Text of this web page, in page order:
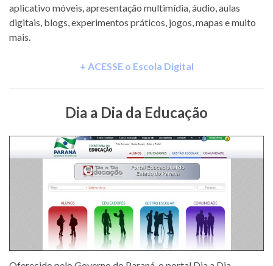
aplicativo móveis, apresentação multimídia, áudio, aulas
digitais, blogs, experimentos práticos, jogos, mapas e muito
mais.
+ ACESSE o Escola Digital
Dia a Dia da Educação